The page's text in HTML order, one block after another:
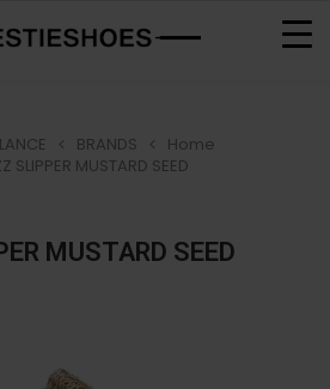
Home
BRANDS
SLIPPER MUSTARD SEED
MUSTARD SEED